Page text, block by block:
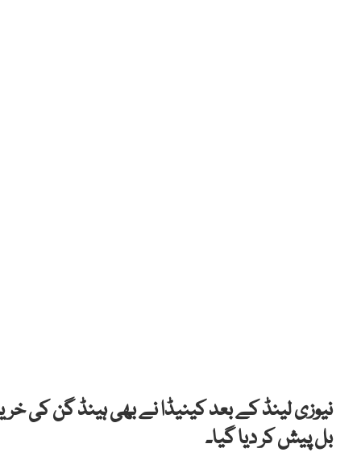
نیوزی لینڈ کے بعد کینیڈا نے بھی ہینڈ گن کی
بل پیش کر دیا گیا۔